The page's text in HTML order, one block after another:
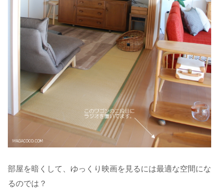
部屋を暗くして、ゆっくり映画を見るには最適な空間にな
るのでは？